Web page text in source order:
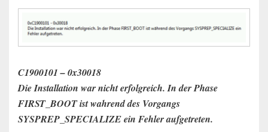
C1900101 – 0x30018
Die Installation war nicht erfolgreich. In der Phase
FIRST_BOOT ist wahrend des Vorgangs
SYSPREP_SPECIALIZE ein Fehler aufgetreten.